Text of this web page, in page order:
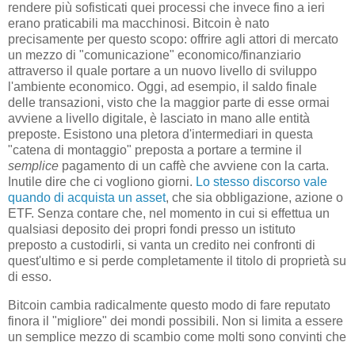
rendere più sofisticati quei processi che invece fino a ieri
erano praticabili ma macchinosi. Bitcoin è nato
precisamente per questo scopo: offrire agli attori di mercato
un mezzo di "comunicazione" economico/finanziario
attraverso il quale portare a un nuovo livello di sviluppo
l'ambiente economico. Oggi, ad esempio, il saldo finale
delle transazioni, visto che la maggior parte di esse ormai
avviene a livello digitale, è lasciato in mano alle entità
preposte. Esistono una pletora d'intermediari in questa
"catena di montaggio" preposta a portare a termine il
semplice pagamento di un caffè che avviene con la carta.
Inutile dire che ci vogliono giorni. Lo stesso discorso vale
quando di acquista un asset, che sia obbligazione, azione o
ETF. Senza contare che, nel momento in cui si effettua un
qualsiasi deposito dei propri fondi presso un istituto
preposto a custodirli, si vanta un credito nei confronti di
quest'ultimo e si perde completamente il titolo di proprietà su
di esso.
Bitcoin cambia radicalmente questo modo di fare reputato
finora il "migliore" dei mondi possibili. Non si limita a essere
un semplice mezzo di scambio come molti sono convinti che